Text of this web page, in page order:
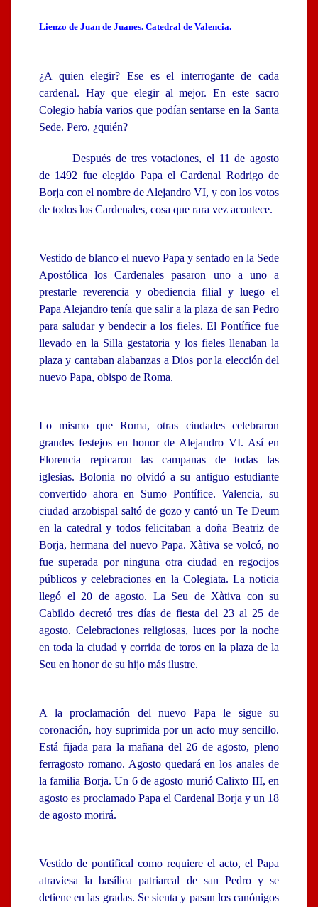
Lienzo de Juan de Juanes. Catedral de Valencia.
¿A quien elegir? Ese es el interrogante de cada
cardenal. Hay que elegir al mejor. En este sacro
Colegio había varios que podían sentarse en la Santa
Sede. Pero, ¿quién?
Después de tres votaciones, el 11 de agosto
de 1492 fue elegido Papa el Cardenal Rodrigo de
Borja con el nombre de Alejandro VI, y con los votos
de todos los Cardenales, cosa que rara vez acontece.
Vestido de blanco el nuevo Papa y sentado en la Sede
Apostólica los Cardenales pasaron uno a uno a
prestarle reverencia y obediencia filial y luego el
Papa Alejandro tenía que salir a la plaza de san Pedro
para saludar y bendecir a los fieles. El Pontífice fue
llevado en la Silla gestatoria y los fieles llenaban la
plaza y cantaban alabanzas a Dios por la elección del
nuevo Papa, obispo de Roma.
Lo mismo que Roma, otras ciudades celebraron
grandes festejos en honor de Alejandro VI. Así en
Florencia repicaron las campanas de todas las
iglesias. Bolonia no olvidó a su antiguo estudiante
convertido ahora en Sumo Pontífice. Valencia, su
ciudad arzobispal saltó de gozo y cantó un Te Deum
en la catedral y todos felicitaban a doña Beatriz de
Borja, hermana del nuevo Papa. Xàtiva se volcó, no
fue superada por ninguna otra ciudad en regocijos
públicos y celebraciones en la Colegiata. La noticia
llegó el 20 de agosto. La Seu de Xàtiva con su
Cabildo decretó tres días de fiesta del 23 al 25 de
agosto. Celebraciones religiosas, luces por la noche
en toda la ciudad y corrida de toros en la plaza de la
Seu en honor de su hijo más ilustre.
A la proclamación del nuevo Papa le sigue su
coronación, hoy suprimida por un acto muy sencillo.
Está fijada para la mañana del 26 de agosto, pleno
ferragosto romano. Agosto quedará en los anales de
la familia Borja. Un 6 de agosto murió Calixto III, en
agosto es proclamado Papa el Cardenal Borja y un 18
de agosto morirá.
Vestido de pontifical como requiere el acto, el Papa
atraviesa la basílica patriarcal de san Pedro y se
detiene en las gradas. Se sienta y pasan los canónigos